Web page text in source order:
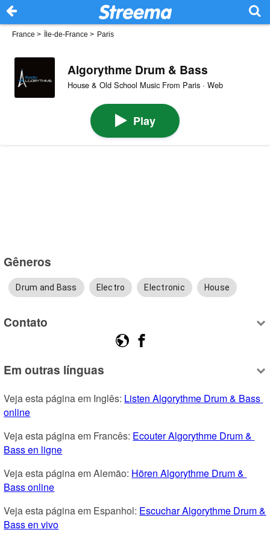
France > Île-de-France > Paris
Algorythme Drum & Bass
House & Old School Music From Paris · Web
Play
Gêneros
Drum and Bass Electro Electronic House
Contato
Em outras línguas
Veja esta página em Inglês: Listen Algorythme Drum & Bass
online
Veja esta página em Francês: Ecouter Algorythme Drum &
Bass en ligne
Veja esta página em Alemão: Hören Algorythme Drum &
Bass online
Veja esta página em Espanhol: Escuchar Algorythme Drum &
Bass en vivo